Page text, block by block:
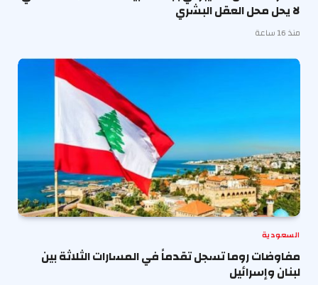
لا يحل محل العقل البشري
منذ 16 ساعة
السعودية
مفاوضات روما تسجل تقدماً في المسارات الثلاثة بين
لبنان وإسرائيل